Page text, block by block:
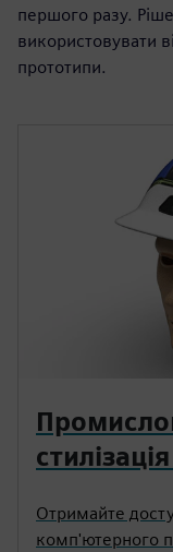
першого разу.
використовувати
прототипи.
Отримайте
комп'ютерного